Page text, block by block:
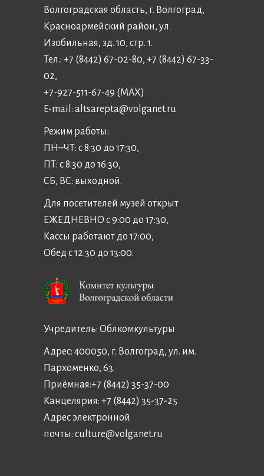
Волгоградская область, г. Волгоград,
Красноармейский район, ул.
Изобильная, зд. 10, стр. 1.
Тел.: +7 (8442) 67-02-80, +7 (8442) 67-33-
02,
+7-927-511-67-49 (MAX)
E-mail: altsarepta@volganet.ru
Режим работы:
ПН–ЧТ: с 8:30 до 17:30,
ПТ: с 8:30 до 16:30,
СБ, ВС: выходной.
Для посетителей музей открыт
ЕЖЕДНЕВНО с 9:00 до 17:30,
Кассы работают до 17:00,
Обед с 12:30 до 13:00.
Учредитель: Облкомкультуры
Адрес: 400050, г. Волгоград, ул. им.
Пархоменко, 63.
Приёмная:+7 (8442) 35-37-00
Канцелярия: +7 (8442) 35-37-25
Адрес электронной
почты: culture@volganet.ru